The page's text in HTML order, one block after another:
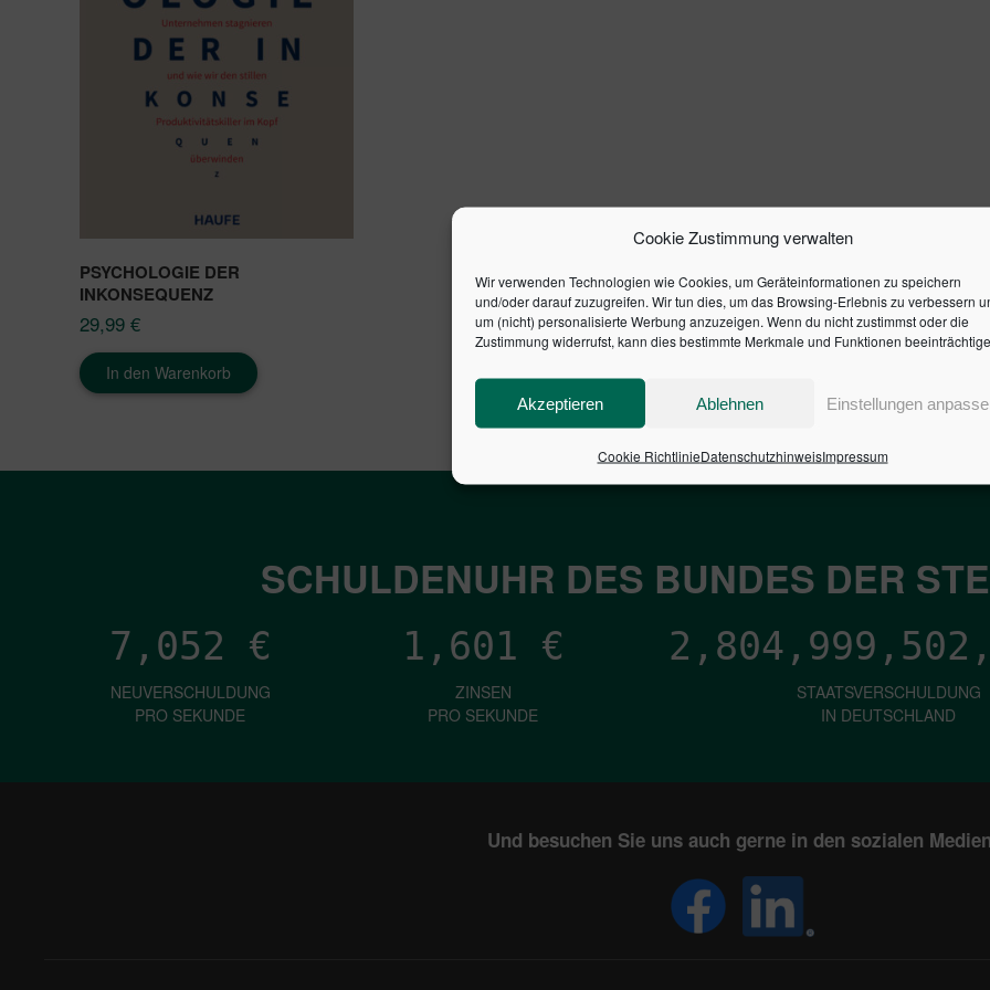
Cookie Zustimmung verwalten
Wir verwenden Technologien wie Cookies, um Geräteinformationen zu speichern
und/oder darauf zuzugreifen. Wir tun dies, um das Browsing-Erlebnis zu verbessern
um (nicht) personalisierte Werbung anzuzeigen. Wenn du nicht zustimmst oder die
Zustimmung widerrufst, kann dies bestimmte Merkmale und Funktionen
Akzeptieren Ablehnen Einstellungen
Cookie RichtlinieDatenschutzhinweisImpressum
PSYCHOLOGIE DER
INKONSEQUENZ
29,99 €
In den Warenkorb
SCHULDENUHR DES BUNDES DER
7,052 €
NEUVERSCHULDUNG
PRO SEKUNDE
1,601 €
ZINSEN
PRO SEKUNDE
STAATSVERSCHULDUNG
IN DEUTSCHLAND
Und besuchen Sie uns auch gerne in den sozialen